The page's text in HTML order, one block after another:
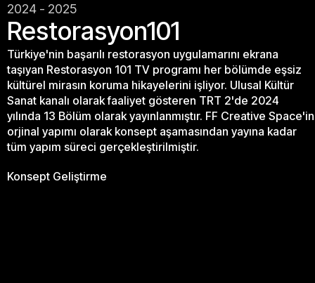
2024 - 2025
Restorasyon101
Türkiye'nin başarılı restorasyon uygulamarını ekrana
taşıyan Restorasyon 101 TV programı her bölümde eşsiz
kültürel mirasın koruma hikayelerini işliyor. Ulusal Kültür
Sanat kanalı olarak faaliyet gösteren TRT 2'de 2024
yılında 13 Bölüm olarak yayınlanmıştır. FF Creative Space'in
orjinal yapımı olarak konsept aşamasından yayına kadar
tüm yapım süreci gerçekleştirilmiştir.
Konsept Geliştirme